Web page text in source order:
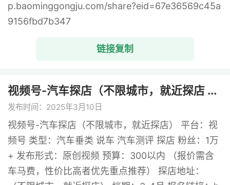
p.baominggongju.com/share?eid=67e36569c45a
9156fbd7b347
链接复制
视频号-汽车探店（不限城市，就近探店 ...
发布时间：2025年3月10日
视频号-汽车探店（不限城市，就近探店） 平台：视
频号 类型：汽车垂类 说车 汽车测评 探店 粉丝：1万
+ 发布形式：原创视频 预算：300以内 （报价需含
车马费，性价比高者优先重点推荐） 探店地址：